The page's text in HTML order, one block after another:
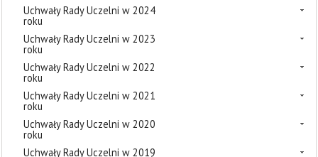
Uchwały Rady Uczelni w 2024
roku
Uchwały Rady Uczelni w 2023
roku
Uchwały Rady Uczelni w 2022
roku
Uchwały Rady Uczelni w 2021
roku
Uchwały Rady Uczelni w 2020
roku
Uchwały Rady Uczelni w 2019